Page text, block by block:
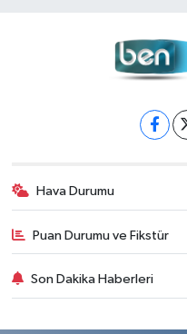
Hava Durumu
Puan Durumu ve Fikstür
Son Dakika Haberleri